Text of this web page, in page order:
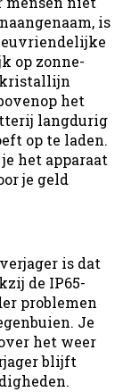
is
op zonne-
het
langdurig
op te laden.
het apparaat
je geld
is dat
de IP65-
problemen
Je
het weer
blijft